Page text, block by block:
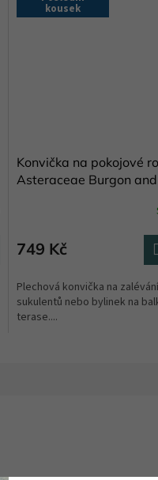
kousek
Konvička na pokojové
Asteraceae Burgon
749 Kč
Plechová konvička na
sukulentů nebo bylinek na
terase....